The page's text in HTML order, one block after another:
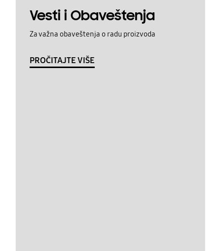
Vesti i Obaveštenja
Za važna obaveštenja o radu proizvoda
PROČITAJTE VIŠE